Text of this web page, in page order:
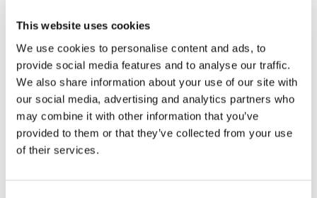
This website uses cookies
We use cookies to personalise content and ads, to
provide social media features and to analyse our traffic.
We also share information about your use of our site with
our social media, advertising and analytics partners who
may combine it with other information that you’ve
provided to them or that they’ve collected from your use
of their services.
No Comments
Post a Comment
Comment